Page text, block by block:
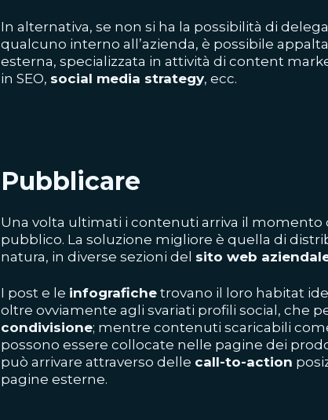
In alternativa, se non si ha la possibilità di
qualcuno interno all’azienda, è possibile
esterna, specializzata in attività di content
in SEO, social media strategy, ecc.
Pubblicare
Una volta ultimati i contenuti arriva il momento
pubblico. La soluzione migliore è quella di
natura, in diverse sezioni del sito web
I post e le infografiche trovano il loro habitat
oltre ovviamente agli svariati profili social, che
condivisione; mentre contenuti scaricabili
possono essere collocate nelle pagine dei
può arrivare attraverso delle call-to-action
pagine esterne.